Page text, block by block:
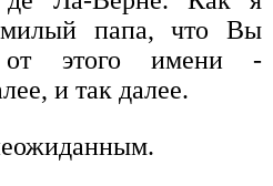
милый папа, что Вы
от этого имени -
и так далее.